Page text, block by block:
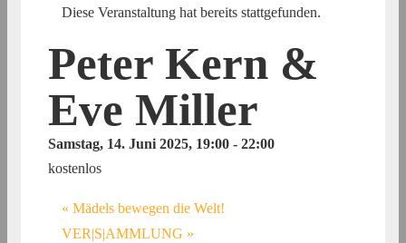
Diese Veranstaltung hat bereits stattgefunden.
Peter Kern &
Eve Miller
Samstag, 14. Juni 2025, 19:00 - 22:00
kostenlos
« Mädels bewegen die Welt!
VER|S|AMMLUNG »